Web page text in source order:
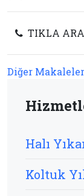
TIKLA
Diğer Makaleler
Halı
Koltuk